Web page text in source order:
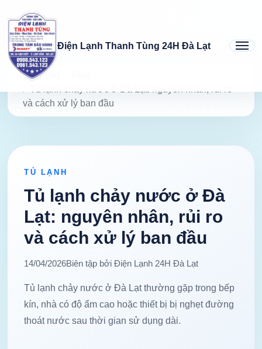
Điện Lạnh Thanh Tùng 24H Đà Lạt
Trang chủ
và cách xử lý ban đầu
TỦ LẠNH
Tủ lạnh chảy nước ở Đà
Lạt: nguyên nhân, rủi ro
và cách xử lý ban đầu
14/04/2026Biên tập bởi Điện Lạnh 24H Đà Lạt
Tủ lạnh chảy nước ở Đà Lạt thường gặp trong bếp
kín, nhà có độ ẩm cao hoặc thiết bị bị nghẹt đường
thoát nước sau thời gian sử dụng dài.